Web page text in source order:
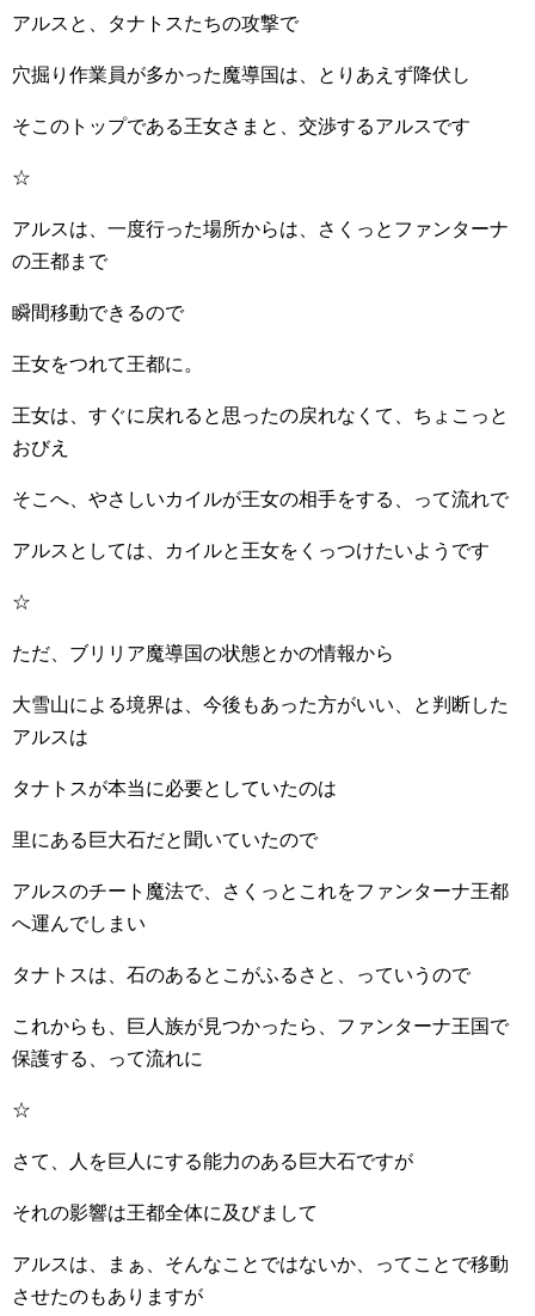
アルスと、タナトスたちの攻撃で
穴掘り作業員が多かった魔導国は、とりあえず降伏し
そこのトップである王女さまと、交渉するアルスです
☆
アルスは、一度行った場所からは、さくっとファンターナ
の王都まで
瞬間移動できるので
王女をつれて王都に。
王女は、すぐに戻れると思ったの戻れなくて、ちょこっと
おびえ
そこへ、やさしいカイルが王女の相手をする、って流れで
アルスとしては、カイルと王女をくっつけたいようです
☆
ただ、ブリリア魔導国の状態とかの情報から
大雪山による境界は、今後もあった方がいい、と判断した
アルスは
タナトスが本当に必要としていたのは
里にある巨大石だと聞いていたので
アルスのチート魔法で、さくっとこれをファンターナ王都
へ運んでしまい
タナトスは、石のあるとこがふるさと、っていうので
これからも、巨人族が見つかったら、ファンターナ王国で
保護する、って流れに
☆
さて、人を巨人にする能力のある巨大石ですが
それの影響は王都全体に及びまして
アルスは、まぁ、そんなことではないか、ってことで移動
させたのもありますが